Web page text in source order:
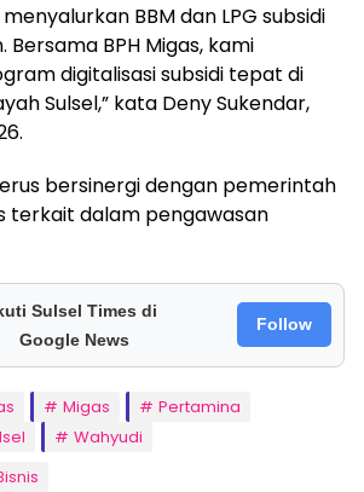
BBM dan LPG subsidi
BPH Migas, kami
digitalisasi subsidi tepat di
Sulsel,” kata Deny Sukendar,
bersinergi dengan pemerintah
terkait dalam pengawasan
Sulsel Times di
Google News
Follow
Migas
Pertamina
Wahyudi